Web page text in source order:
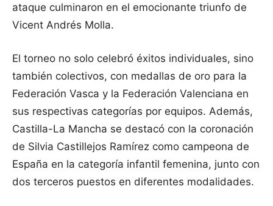
ataque culminaron en el emocionante triunfo de
Vicent Andrés Molla.
El torneo no solo celebró éxitos individuales, sino
también colectivos, con medallas de oro para la
Federación Vasca y la Federación Valenciana en
sus respectivas categorías por equipos. Además,
Castilla-La Mancha se destacó con la coronación
de Silvia Castillejos Ramírez como campeona de
España en la categoría infantil femenina, junto con
dos terceros puestos en diferentes modalidades.